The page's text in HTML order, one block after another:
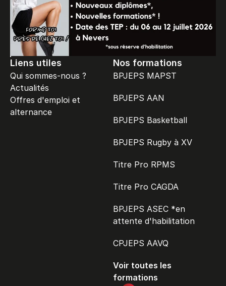
Liens utiles
Qui sommes-nous ?
Actualités
Offres d'emploi et
alternance
Nos formations
BPJEPS MAPST
Titre Pro CAGDA
BPJEPS Rugby à XV
Titre Pro RPMS
BPJEPS Basketball
BPJEPS ASEC *en
attente d'habilitation
CPJEPS AAVQ
BPJEPS AAN
Voir toutes les
formations